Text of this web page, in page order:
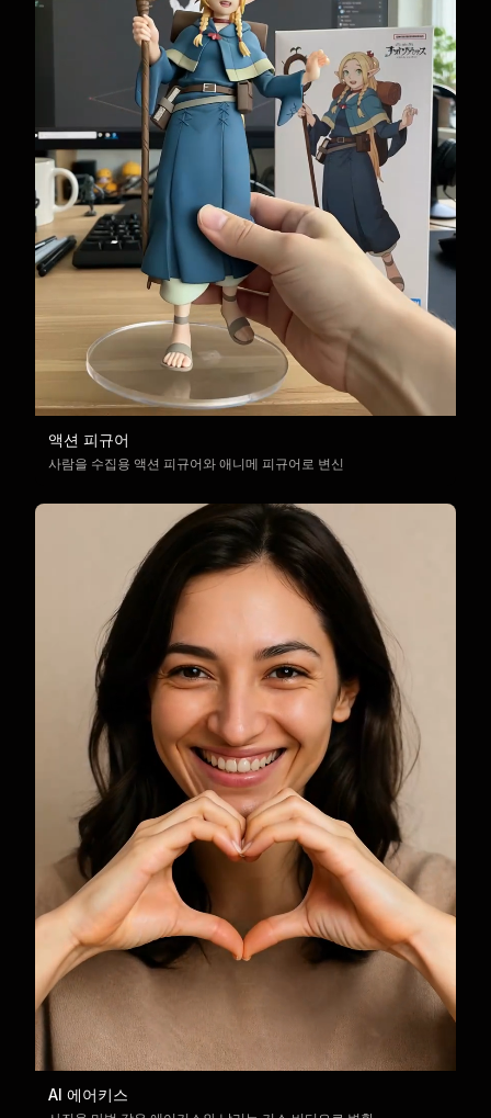
액션 피규어
사람을 수집용 액션 피규어와 애니메 피규어로 변신
AI 에어키스